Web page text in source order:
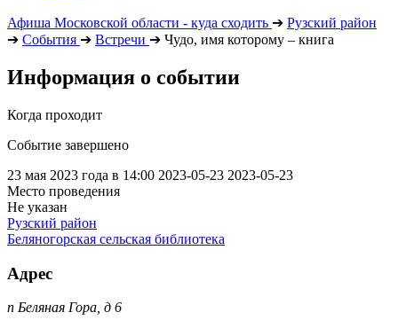
Афиша Московской области - куда сходить ➔ Рузский район
➔ События ➔ Встречи ➔ Чудо, имя которому – книга
Информация о событии
Когда проходит
Событие завершено
23 мая 2023 года в 14:00 2023-05-23 2023-05-23
Место проведения
Не указан
Рузский район
Беляногорская сельская библиотека
Адрес
п Беляная Гора, д 6